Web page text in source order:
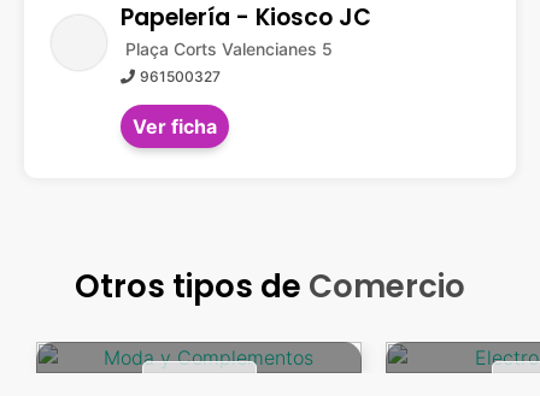
Papelería - Kiosco JC
Plaça Corts Valencianes 5
961500327
Ver ficha
Otros tipos de Comercio